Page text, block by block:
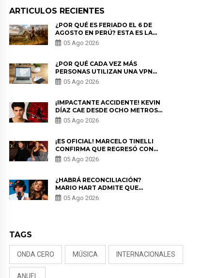
ARTICULOS RECIENTES
¿POR QUÉ ES FERIADO EL 6 DE
AGOSTO EN PERÚ? ESTA ES LA
HISTORIA
05 Ago 2026
¿POR QUÉ CADA VEZ MÁS
PERSONAS UTILIZAN UNA VPN
PARA PROTEGER SU
PRIVACIDAD?
05 Ago 2026
¡IMPACTANTE ACCIDENTE! KEVIN
DÍAZ CAE DESDE OCHO METROS
EN “ESTO ES GUERRA” Y GENERA
PREOCUPACIÓN
05 Ago 2026
¡ES OFICIAL! MARCELO TINELLI
CONFIRMA QUE REGRESÓ CON
MILETT FIGUEROA: “EL AMOR
PUDO MÁS”
05 Ago 2026
¿HABRÁ RECONCILIACIÓN?
MARIO HART ADMITE QUE
PODRÍA VOLVER CON KORINA
RIVADENEIRA: “NO LE CERRARÍA
05 Ago 2026
TAGS
ONDA CERO MÚSICA INTERNACIONALES
ANUEL